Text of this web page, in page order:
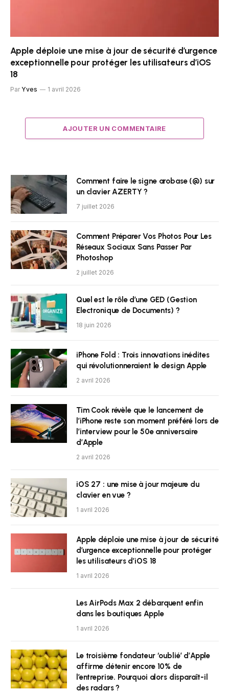
Apple déploie une mise à jour de sécurité d’urgence
exceptionnelle pour protéger les utilisateurs d’iOS
18
Par Yves 1 avril 2026
AJOUTER UN COMMENTAIRE
Comment faire le signe arobase (@) sur
un clavier AZERTY ?
7 juillet 2026
Comment Préparer Vos Photos Pour Les
Réseaux Sociaux Sans Passer Par
Photoshop
2 juillet 2026
Quel est le rôle d’une GED (Gestion
Electronique de Documents) ?
18 juin 2026
iPhone Fold : Trois innovations inédites
qui révolutionneraient le design Apple
2 avril 2026
Tim Cook révèle que le lancement de
l’iPhone reste son moment préféré lors de
l’interview pour le 50e anniversaire
d’Apple
2 avril 2026
iOS 27 : une mise à jour majeure du
clavier en vue ?
1 avril 2026
Apple déploie une mise à jour de sécurité
d’urgence exceptionnelle pour protéger
les utilisateurs d’iOS 18
1 avril 2026
Les AirPods Max 2 débarquent enfin
dans les boutiques Apple
1 avril 2026
Le troisième fondateur ‘oublié’ d’Apple
affirme détenir encore 10% de
l’entreprise. Pourquoi alors disparaît-il
des radars ?